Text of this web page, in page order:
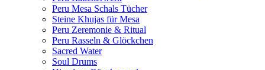
Peru Mesa Schals Tücher
Steine Khujas für Mesa
Peru Zeremonie & Ritual
Peru Rasseln & Glöckchen
Sacred Water
Soul Drums